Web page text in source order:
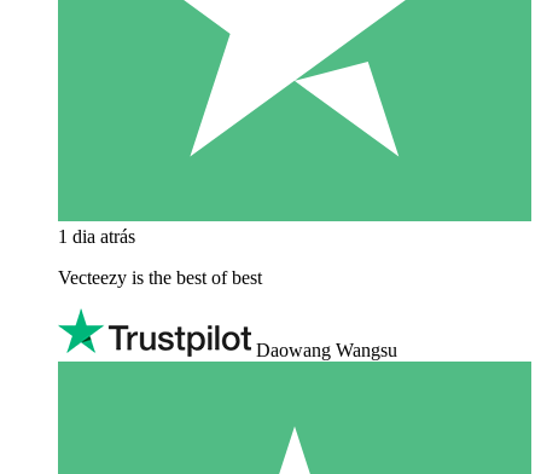
1 dia atrás
Vecteezy is the best of best
Daowang Wangsu